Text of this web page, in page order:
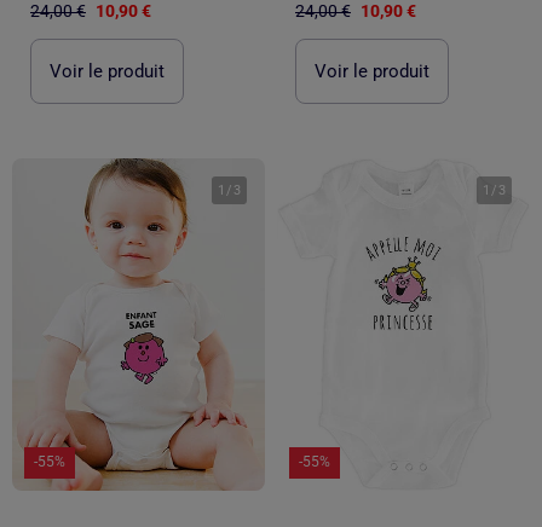
24,00 € 10,90 €
Voir le produit
24,00 € 10,90 €
Voir le produit
1 / 3
-55%
1 / 3
-55%